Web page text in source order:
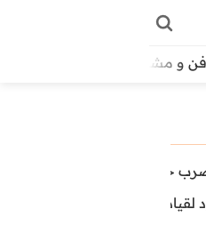
فن و مشاهير
لقيادة منتخب كوت ديفوار